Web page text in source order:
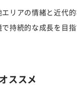
リアの情緒と近代
持続的な成長を目
ススメ